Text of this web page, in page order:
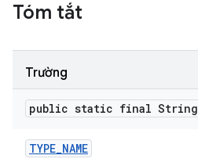
Tóm tắt
Trường
public static final String
TYPE_NAME